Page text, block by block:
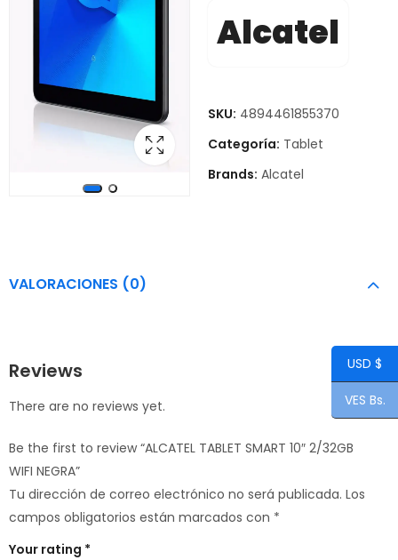
Alcatel
SKU: 4894461855370
Categoría: Tablet
Brands: Alcatel
VALORACIONES (0)
Reviews
There are no reviews yet.
Be the first to review “ALCATEL TABLET SMART 10″ 2/32GB
WIFI NEGRA”
Tu dirección de correo electrónico no será publicada. Los
campos obligatorios están marcados con *
Your rating *
USD $
VES Bs.